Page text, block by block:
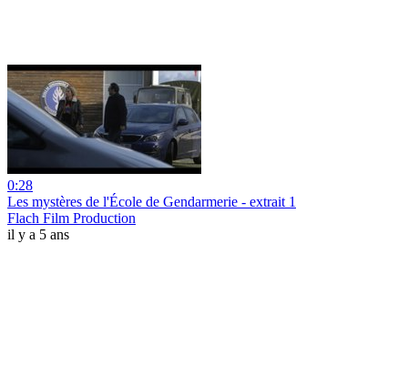
0:28
Les mystères de l'École de Gendarmerie - extrait 1
Flach Film Production
il y a 5 ans